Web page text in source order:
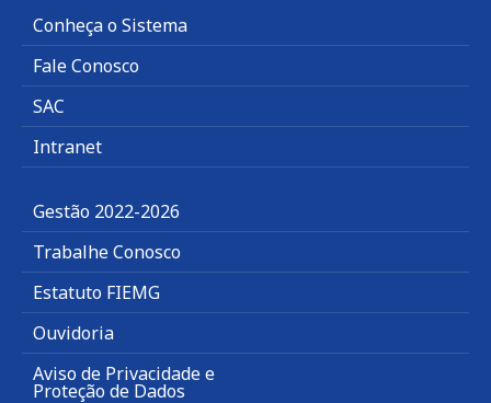
Conheça o Sistema
Fale Conosco
SAC
Intranet
Gestão 2022-2026
Trabalhe Conosco
Estatuto FIEMG
Ouvidoria
Aviso de Privacidade e
Proteção de Dados